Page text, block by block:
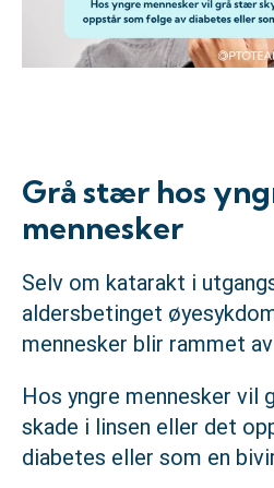
Grå stær hos
mennesker
Selv om katarakt i
aldersbetinget
mennesker blir rammet
Hos yngre mennesker vil
skade i linsen eller det
diabetes eller som en